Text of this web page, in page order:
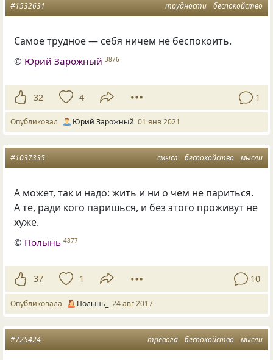
трудности беспокойство
#1532631
Самое трудное — себя ничем не беспокоить.
© Юрий Зарожный 3876
32 4 1
Опубликовал Юрий Зарожный 01 янв 2021
смысл беспокойство мысли
#1037335
А может, так и надо: жить и ни о чем не париться.
А те, ради кого паришься, и без этого проживут не
хуже.
© Полынь 4877
37 1 10
Опубликовала Полынь_ 24 авг 2017
тревога беспокойство мысли
#725424